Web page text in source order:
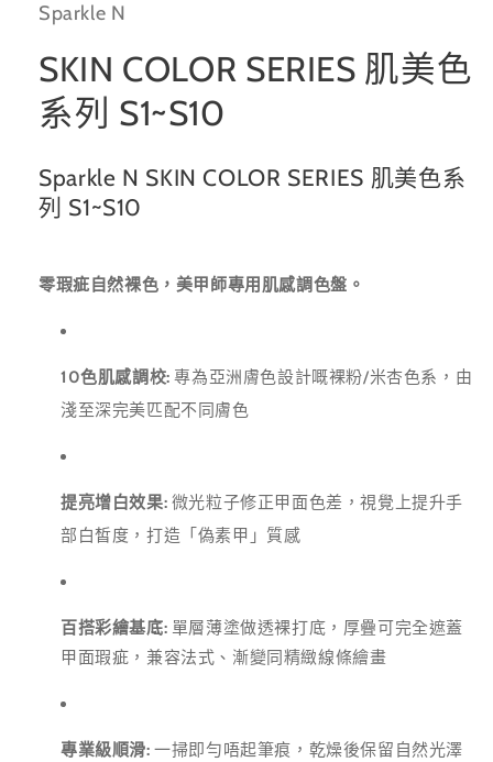
檔
Sparkle N
SKIN COLOR SERIES 肌美色
系列 S1~S10
Sparkle N SKIN COLOR SERIES 肌美色系
列 S1~S10
零瑕疵自然裸色，美甲師專用肌感調色盤。
10色肌感調校: 專為亞洲膚色設計嘅裸粉/米杏色系，由
淺至深完美匹配不同膚色
提亮增白效果: 微光粒子修正甲面色差，視覺上提升手
部白皙度，打造「偽素甲」質感
百搭彩繪基底: 單層薄塗做透裸打底，厚疊可完全遮蓋
甲面瑕疵，兼容法式、漸變同精緻線條繪畫
專業級順滑: 一掃即勻唔起筆痕，乾燥後保留自然光澤